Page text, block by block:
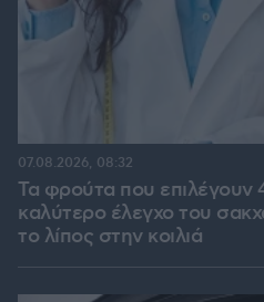
Τα φρούτα που επιλέγουν
καλύτερο έλεγχο του
το λίπος στην κοιλιά
07.08.2026, 08:32